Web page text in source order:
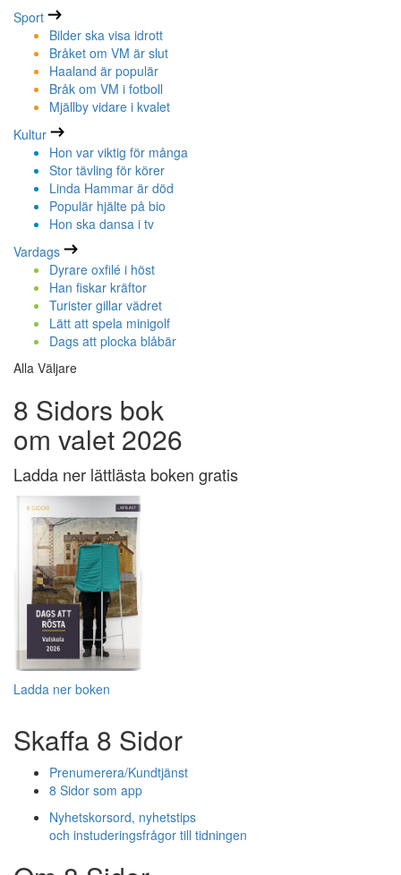
Sport
Bilder ska visa idrott
Bråket om VM är slut
Haaland är populär
Bråk om VM i fotboll
Mjällby vidare i kvalet
Kultur
Hon var viktig för många
Stor tävling för körer
Linda Hammar är död
Populär hjälte på bio
Hon ska dansa i tv
Vardags
Dyrare oxfilé i höst
Han fiskar kräftor
Turister gillar vädret
Lätt att spela minigolf
Dags att plocka blåbär
Alla Väljare
8 Sidors bok
om valet 2026
Ladda ner lättlästa boken gratis
Ladda ner boken
Skaffa 8 Sidor
Prenumerera/Kundtjänst
8 Sidor som app
Nyhetskorsord, nyhetstips
och instuderingsfrågor till tidningen